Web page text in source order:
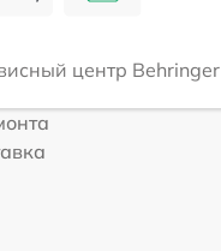
центр Behringer